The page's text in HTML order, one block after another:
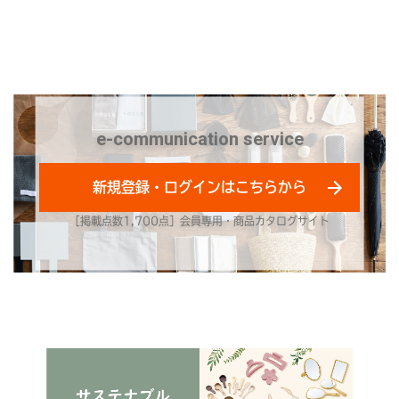
e-communication service
［掲載点数1,700点］会員専用・商品カタログサイト
新規登録・ログインはこちらから